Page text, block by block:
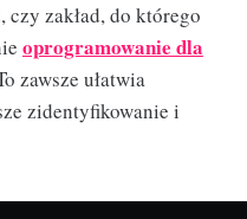
czy zakład, do którego
oprogramowanie dla
zawsze ułatwia
zidentyfikowanie i